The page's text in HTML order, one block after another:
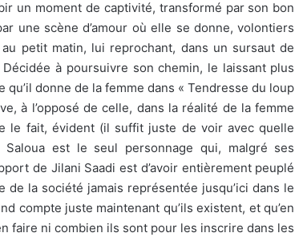
un moment de captivité, transformé par son bon
une scène d’amour où elle se donne, volontiers
petit matin, lui reprochant, dans un sursaut de
à poursuivre son chemin, le laissant plus
qu’il donne de la femme dans « Tendresse du loup
à l’opposé de celle, dans la réalité de la femme
le fait, évident (il suffit juste de voir avec quelle
est le seul personnage qui, malgré ses
de Jilani Saadi est d’avoir entièrement peuplé
de la société jamais représentée jusqu’ici dans le
compte juste maintenant qu’ils existent, et qu’en
faire ni combien ils sont pour les inscrire dans les